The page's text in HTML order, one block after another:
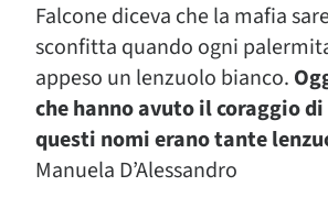
Falcone diceva che la mafia
sconfitta quando ogni
appeso un lenzuolo bianco.
che hanno avuto il coraggio
questi nomi erano tante
Manuela D’Alessandro